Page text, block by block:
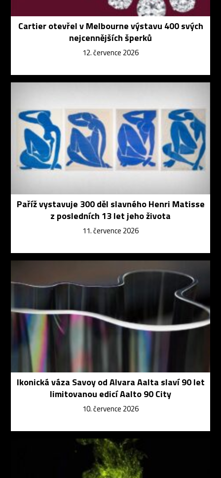
Cartier otevřel v Melbourne výstavu 400 svých
nejcennějších šperků
12. července 2026
Paříž vystavuje 300 děl slavného Henri Matisse
z posledních 13 let jeho života
11. července 2026
Ikonická váza Savoy od Alvara Aalta slaví 90 let
limitovanou edicí Aalto 90 City
10. července 2026